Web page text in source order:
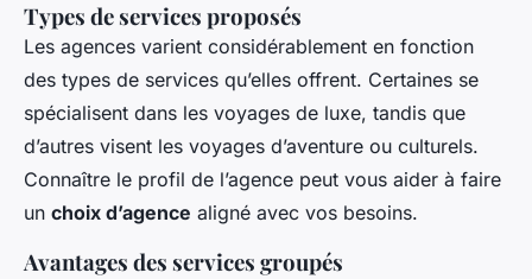
Types de services proposés
Les agences varient considérablement en fonction
des types de services qu’elles offrent. Certaines se
spécialisent dans les voyages de luxe, tandis que
d’autres visent les voyages d’aventure ou culturels.
Connaître le profil de l’agence peut vous aider à faire
un choix d’agence aligné avec vos besoins.
Avantages des services groupés